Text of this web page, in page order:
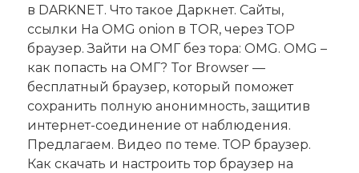
в DARKNET. Что такое Даркнет. Сайты,
ссылки На OMG onion в TOR, через ТОР
браузер. Зайти на ОМГ без тора: OMG. OMG –
как попасть на ОМГ? Tor Browser —
бесплатный браузер, который поможет
сохранить полную анонимность, защитив
интернет-соединение от наблюдения.
Предлагаем. Видео по теме. ТОР браузер.
Как скачать и настроить тор браузер на